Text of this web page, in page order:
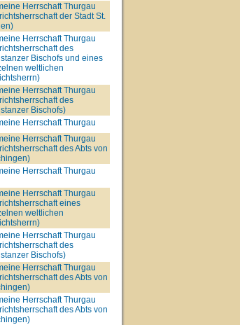
Herrschaft Thurgau
der Stadt St.
Herrschaft Thurgau
des
Bischofs und eines
weltlichen
Herrschaft Thurgau
des
Bischofs)
Herrschaft Thurgau
Herrschaft Thurgau
des Abts von
Herrschaft Thurgau
Herrschaft Thurgau
eines
weltlichen
Herrschaft Thurgau
des
Bischofs)
Herrschaft Thurgau
des Abts von
Herrschaft Thurgau
des Abts von